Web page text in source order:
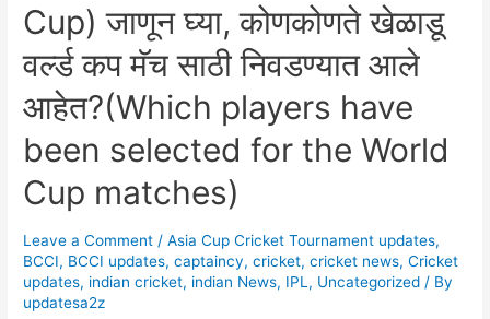
Cup) जाणून घ्या, कोणकोणते खेळाडू
वर्ल्ड कप मॅच साठी निवडण्यात आले
आहेत?(Which players have
been selected for the World
Cup matches)
Leave a Comment /Asia Cup Cricket Tournament updates,
BCCI, BCCI updates,captaincy,cricket,cricket news,Cricket
updates, indian cricket, indian News, IPL , Uncategorized / By
updatesa2z